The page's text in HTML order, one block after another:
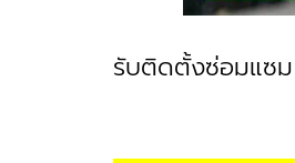
รับติดตั้งซ่อมแซม